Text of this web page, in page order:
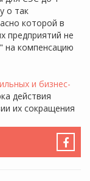
о так
которой в
предприятий не
на компенсацию
и бизнес-
действия
их сокращения